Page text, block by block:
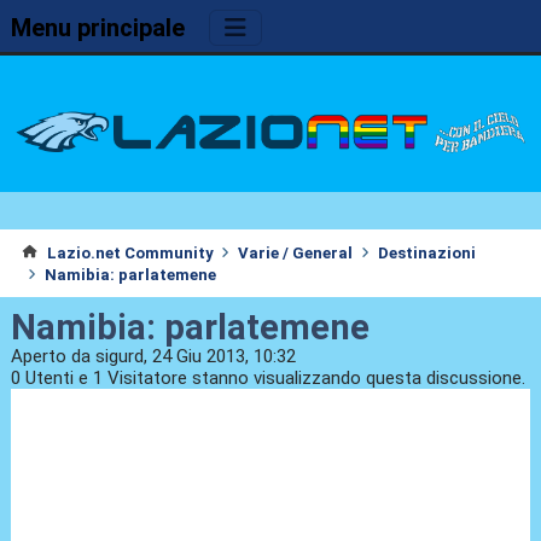
Menu principale
Lazio.net Community Varie / General
Destinazioni
Namibia: parlatemene
Namibia: parlatemene
Aperto da sigurd, 24 Giu 2013, 10:32
0 Utenti e 1 Visitatore stanno visualizzando questa discussione.